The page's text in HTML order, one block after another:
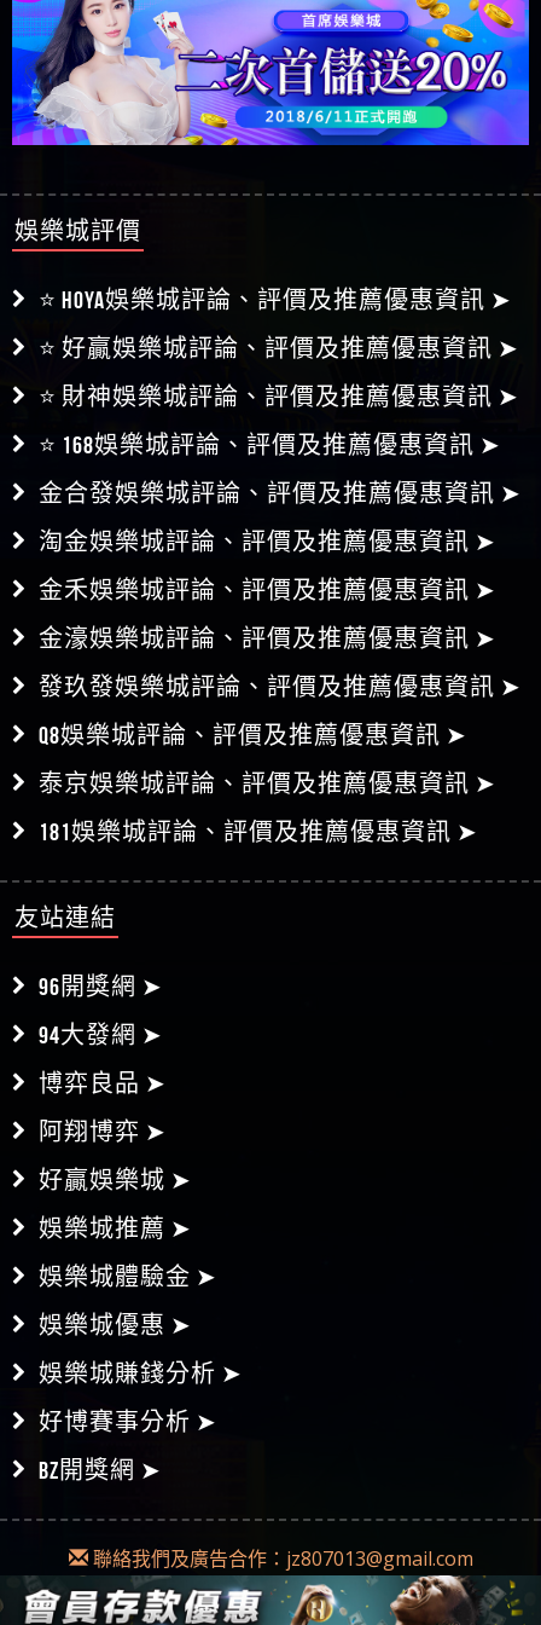
娛樂城評價
⭐ HOYA娛樂城評論、評價及推薦優惠資訊 ➤
⭐ 好贏娛樂城評論、評價及推薦優惠資訊 ➤
⭐ 財神娛樂城評論、評價及推薦優惠資訊 ➤
⭐ 168娛樂城評論、評價及推薦優惠資訊 ➤
金合發娛樂城評論、評價及推薦優惠資訊 ➤
淘金娛樂城評論、評價及推薦優惠資訊 ➤
金禾娛樂城評論、評價及推薦優惠資訊 ➤
金濠娛樂城評論、評價及推薦優惠資訊 ➤
發玖發娛樂城評論、評價及推薦優惠資訊 ➤
Q8娛樂城評論、評價及推薦優惠資訊 ➤
泰京娛樂城評論、評價及推薦優惠資訊 ➤
181娛樂城評論、評價及推薦優惠資訊 ➤
友站連結
96開獎網 ➤
94大發網 ➤
博弈良品 ➤
阿翔博弈 ➤
好贏娛樂城 ➤
娛樂城推薦 ➤
娛樂城體驗金 ➤
娛樂城優惠 ➤
娛樂城賺錢分析 ➤
好博賽事分析 ➤
BZ開獎網 ➤
聯絡我們及廣告合作： jz807013@gmail.com
Copyright © 2018-2019 Diss博弈 網站地圖